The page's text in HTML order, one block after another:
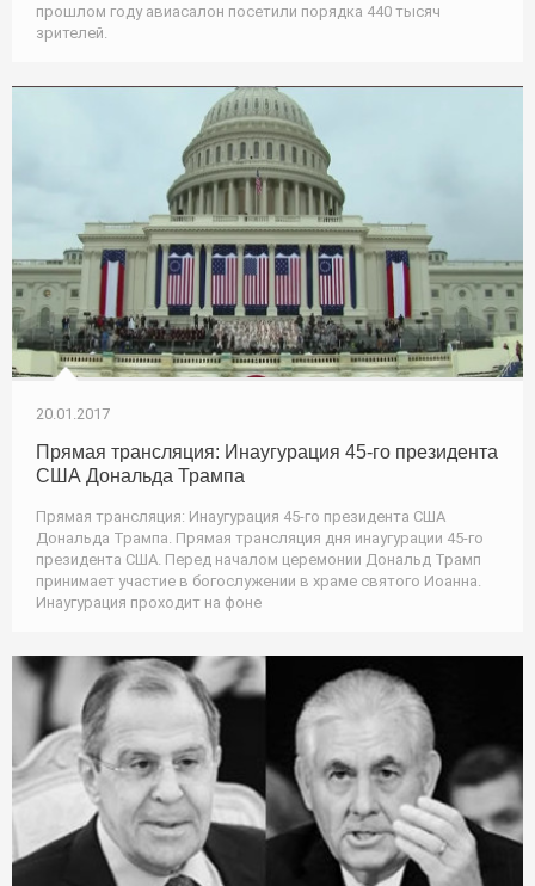
прошлом году авиасалон посетили порядка 440 тысяч
зрителей.
20.01.2017
Прямая трансляция: Инаугурация 45-го президента
США Дональда Трампа
Прямая трансляция: Инаугурация 45-го президента США
Дональда Трампа. Прямая трансляция дня инаугурации 45-го
президента США. Перед началом церемонии Дональд Трамп
принимает участие в богослужении в храме святого Иоанна.
Инаугурация проходит на фоне